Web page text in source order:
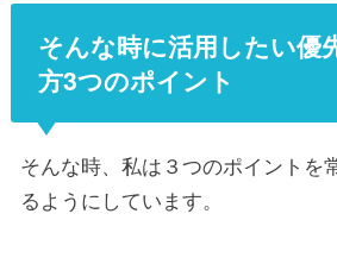
そんな時に活用したい優
方3つのポイント
そんな時、私は３つのポイントを
るようにしています。